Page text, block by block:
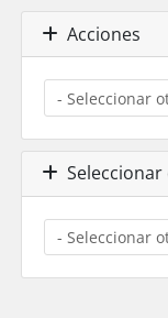
Acciones
Seleccionar